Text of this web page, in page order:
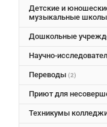
Детские и
музыкальные школы
Дошкольные
Научно-
Переводы (2)
Приют для
Техникумы